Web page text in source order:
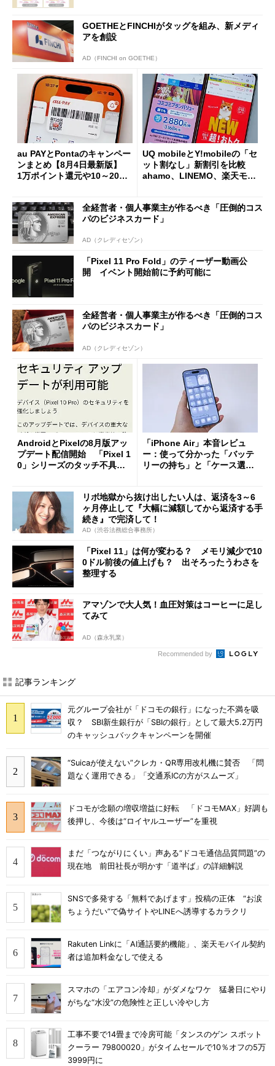
GOETHEとFINCHIがタッグを組み、新メディ
アを創設
AD（FINCHI on GOETHE）
au PAYとPontaのキャンペー
ンまとめ【8月4日最新版】
1万ポイント還元や10～20％
UQ mobileとY!mobileの「セ
ット割なし」新割引を比較
ahamo、LINEMO、楽天モバ
全経営者・個人事業主が作るべき「圧倒的コス
パのビジネスカード」
AD（クレディセゾン）
「Pixel 11 Pro Fold」のティーザー動画公
開 イベント開始前に予約可能に
全経営者・個人事業主が作るべき「圧倒的コス
パのビジネスカード」
AD（クレディセゾン）
AndroidとPixelの8月版アッ
プデート配信開始 「Pixel 1
0」シリーズのタッチ不具合
「iPhone Air」本音レビュ
ー：使って分かった「バッテ
リーの持ち」と「ケース選
リボ地獄から抜け出したい人は、返済を3～6
ヶ月停止して『大幅に減額してから返済する手
続き』で完済して！
AD（渋谷法務総合事務所）
「Pixel 11」は何が変わる？ メモリ減少で10
0ドル前後の値上げも？ 出そろったうわさを
整理する
アマゾンで大人気！血圧対策はコーヒーに足し
てみて
AD（森永乳業）
Recommended by
記事ランキング
元グループ会社が「ドコモの銀行」になった不満を吸
収？ SBI新生銀行が「SBIの銀行」として最大5.2万円
のキャッシュバックキャンペーンを開催
“Suicaが使えない”クレカ・QR専用改札機に賛否 「問
題なく運用できる」「交通系ICの方がスムーズ」
ドコモが念願の増収増益に好転 「ドコモMAX」好調も
後押し、今後は“ロイヤルユーザー”を重視
まだ「つながりにくい」声ある“ドコモ通信品質問題”の
現在地 前田社長が明かす「道半ば」の詳細解説
SNSで多発する「無料であげます」投稿の正体 “お涙
ちょうだい”で偽サイトやLINEへ誘導するカラクリ
Rakuten Linkに「AI通話要約機能」、楽天モバイル契約
者は追加料金なしで使える
スマホの「エアコン冷却」がダメなワケ 猛暑日にやり
がちな“水没”の危険性と正しい冷やし方
工事不要で14畳まで冷房可能「タンスのゲン スポット
クーラー 79800020」がタイムセールで10％オフの5万
3999円に